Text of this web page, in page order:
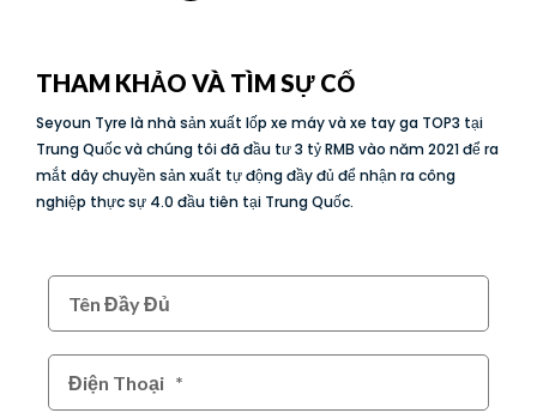
THAM KHẢO VÀ TÌM SỰ CỐ
Seyoun Tyre là nhà sản xuất lốp xe máy và xe tay ga TOP3 tại
Trung Quốc và chúng tôi đã đầu tư 3 tỷ RMB vào năm 2021 để ra
mắt dây chuyền sản xuất tự động đầy đủ để nhận ra công
nghiệp thực sự 4.0 đầu tiên tại Trung Quốc.